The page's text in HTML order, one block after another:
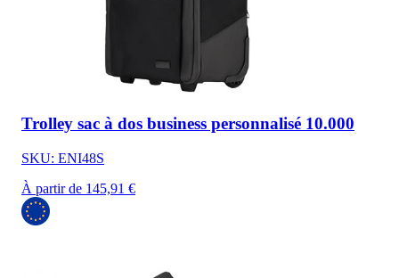
Trolley sac à dos business personnalisé 10.000
SKU: ENI48S
À partir de 145,91 €